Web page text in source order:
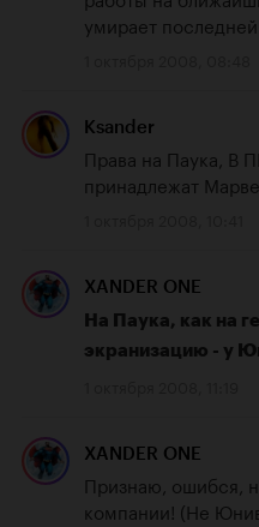
умирает
Ksander
Права на Паука, В
принадлежат
XANDER ONE
На Паука, как на
экранизацию - у
XANDER ONE
Признаю, ошибся,
компании! (Не